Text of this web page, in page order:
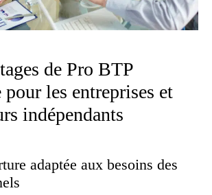
de Pro BTP
les entreprises et
indépendants
adaptée aux besoins des